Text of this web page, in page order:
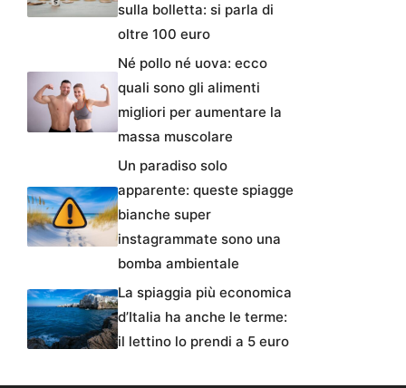
sulla bolletta: si parla di
oltre 100 euro
Né pollo né uova: ecco
quali sono gli alimenti
migliori per aumentare la
massa muscolare
Un paradiso solo
apparente: queste spiagge
bianche super
instagrammate sono una
bomba ambientale
La spiaggia più economica
d’Italia ha anche le terme:
il lettino lo prendi a 5 euro